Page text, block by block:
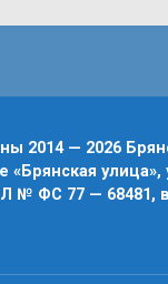
2014 — 2026
№ ФС 77 — 68481,